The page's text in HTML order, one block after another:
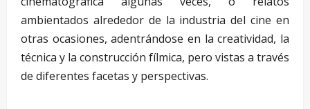
ambientados alrededor de la industria del cine en
otras ocasiones, adentrándose en la creatividad, la
técnica y la construcción fílmica, pero vistas a través
de diferentes facetas y perspectivas.